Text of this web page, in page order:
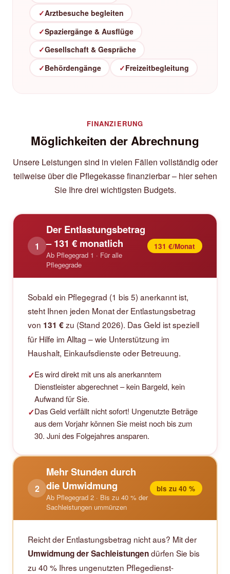
✓Arztbesuche begleiten
✓Spaziergänge & Ausflüge
✓Gesellschaft & Gespräche
✓Behördengänge ✓Freizeitbegleitung
FINANZIERUNG
Möglichkeiten der Abrechnung
Unsere Leistungen sind in vielen Fällen vollständig oder
teilweise über die Pflegekasse finanzierbar – hier sehen
Sie Ihre drei wichtigsten Budgets.
1
Der Entlastungsbetrag
– 131 € monatlich
Ab Pflegegrad 1 · Für alle
Pflegegrade
131 €/Monat
Sobald ein Pflegegrad (1 bis 5) anerkannt ist,
steht Ihnen jeden Monat der Entlastungsbetrag
von 131 €zu (Stand 2026). Das Geld ist speziell
für Hilfe im Alltag – wie Unterstützung im
Haushalt, Einkaufsdienste oder Betreuung.
✓Es wird direkt mit uns als anerkanntem
Dienstleister abgerechnet – kein Bargeld, kein
Aufwand für Sie.
✓Das Geld verfällt nicht sofort! Ungenutzte Beträge
aus dem Vorjahr können Sie meist noch bis zum
30. Juni des Folgejahres ansparen.
2
Mehr Stunden durch
die Umwidmung
Ab Pflegegrad 2 · Bis zu 40 % der
Sachleistungen ummünzen
bis zu 40 %
Reicht der Entlastungsbetrag nicht aus? Mit der
Umwidmung der Sachleistungendürfen Sie bis
zu 40 % Ihres ungenutzten Pflegedienst-